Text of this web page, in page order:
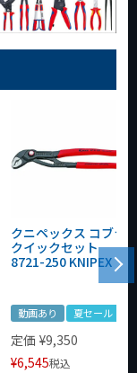
クニペックス コブラ
クイックセット
8721-250 KNIPEX
動画あり 夏セール
定価 ¥9,350
¥6,545税込